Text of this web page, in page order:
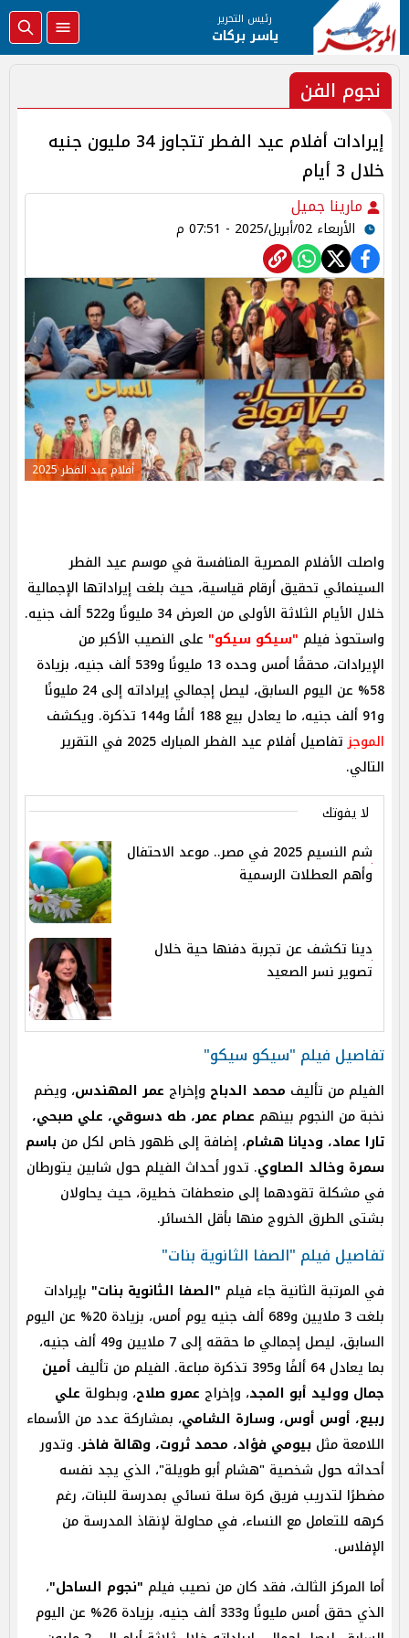
رئيس التحرير
ياسر بركات
نجوم الفن
إيرادات أفلام عيد الفطر تتجاوز 34 مليون جنيه
خلال 3 أيام
مارينا جميل
الأربعاء 02/أبريل/2025 - 07:51 م
أفلام عيد الفطر 2025
واصلت الأفلام المصرية المنافسة في موسم عيد الفطر
السينمائي تحقيق أرقام قياسية، حيث بلغت إيراداتها الإجمالية
خلال الأيام الثلاثة الأولى من العرض 34 مليونًا و522 ألف جنيه.
واستحوذ فيلم "سيكو سيكو" على النصيب الأكبر من
الإيرادات، محققًا أمس وحده 13 مليونًا و539 ألف جنيه، بزيادة
58% عن اليوم السابق، ليصل إجمالي إيراداته إلى 24 مليونًا
و91 ألف جنيه، ما يعادل بيع 188 ألفًا و144 تذكرة. ويكشف
الموجز
تفاصيل أفلام عيد الفطر المبارك 2025 في التقرير
التالي.
لا يفوتك
شم النسيم 2025 في مصر.. موعد الاحتفال
وأهم العطلات الرسمية
دينا تكشف عن تجربة دفنها حية خلال
تصوير نسر الصعيد
تفاصيل فيلم "سيكو سيكو"
الفيلم من تأليف محمد الدباح وإخراج عمر المهندس، ويضم
نخبة من النجوم بينهم عصام عمر، طه دسوقي، علي صبحي،
تارا عماد، وديانا هشام، إضافة إلى ظهور خاص لكل من باسم
سمرة وخالد الصاوي. تدور أحداث الفيلم حول شابين يتورطان
في مشكلة تقودهما إلى منعطفات خطيرة، حيث يحاولان
بشتى الطرق الخروج منها بأقل الخسائر.
تفاصيل فيلم "الصفا الثانوية بنات"
في المرتبة الثانية جاء فيلم "الصفا الثانوية بنات" بإيرادات
بلغت 3 ملايين و689 ألف جنيه يوم أمس، بزيادة 20% عن اليوم
السابق، ليصل إجمالي ما حققه إلى 7 ملايين و49 ألف جنيه،
بما يعادل 64 ألفًا و395 تذكرة مباعة. الفيلم من تأليف
أمين
جمال ووليد أبو المجد، وإخراج عمرو صلاح، وبطولة علي
ربيع، أوس أوس، وسارة الشامي، بمشاركة عدد من الأسماء
اللامعة مثل بيومي فؤاد، محمد ثروت، وهالة فاخر. وتدور
أحداثه حول شخصية "هشام أبو طويلة"، الذي يجد نفسه
مضطرًا لتدريب فريق كرة سلة نسائي بمدرسة للبنات، رغم
كرهه للتعامل مع النساء، في محاولة لإنقاذ المدرسة من
الإفلاس.
أما المركز الثالث، فقد كان من نصيب فيلم "نجوم الساحل"،
الذي حقق أمس مليونًا و333 ألف جنيه، بزيادة 26% عن اليوم